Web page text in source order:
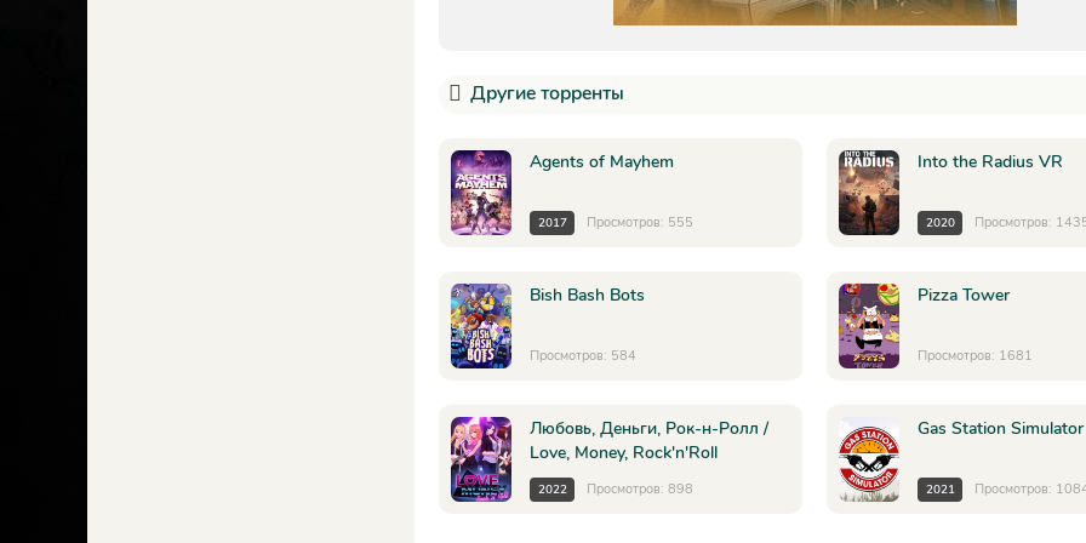
Другие торренты
Agents of Mayhem
2017 Просмотров: 555
Into the Radius VR
2020 Просмотров:
Bish Bash Bots
Просмотров: 584
Pizza Tower
Просмотров: 1681
Любовь, Деньги, Рок-н-Ролл /
Love, Money, Rock'n'Roll
2022 Просмотров: 898
Gas Station Simulator
2021 Просмотров: